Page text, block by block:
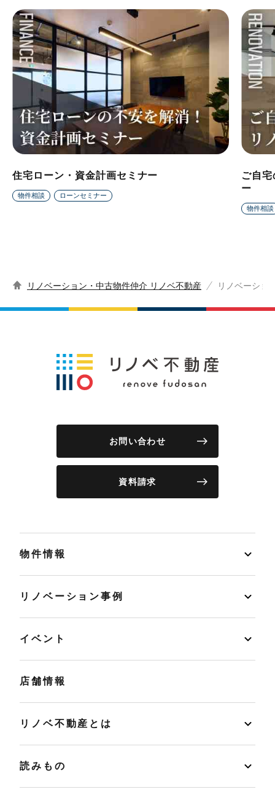
住宅ローン・資金計画セミナー
物件相談 ローンセミナー
ご自
ー
物件相談
リノベーション・中古物件仲介 リノベ不動産 リノベーショ
お問い合わせ
資料請求
物件情報
リノベーション事例
イベント
店舗情報
リノベ不動産とは
読みもの